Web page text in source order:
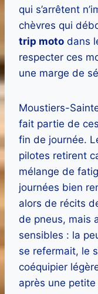
qui s’arrêtent
chèvres qui
trip moto dans
respecter ces
une marge de
Moustiers-
fait partie de
fin de journée.
pilotes retirent
mélange de
journées bien
alors de récits
de pneus, mais
sensibles : la
se refermait, le
coéquipier
après une